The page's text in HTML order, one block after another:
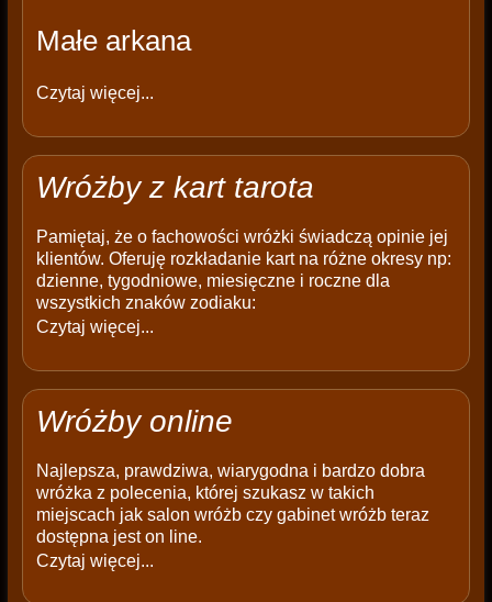
Małe arkana
Czytaj więcej...
Wróżby z kart tarota
Pamiętaj, że o fachowości wróżki świadczą opinie jej
klientów. Oferuję rozkładanie kart na różne okresy np:
dzienne, tygodniowe, miesięczne i roczne dla
wszystkich znaków zodiaku:
Czytaj więcej...
Wróżby online
Najlepsza, prawdziwa, wiarygodna i bardzo dobra
wróżka z polecenia, której szukasz w takich
miejscach jak salon wróżb czy gabinet wróżb teraz
dostępna jest on line.
Czytaj więcej...